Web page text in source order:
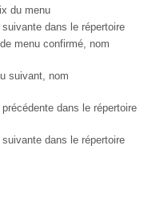
du menu
dans le répertoire
menu confirmé, nom
suivant, nom
dans le répertoire
dans le répertoire